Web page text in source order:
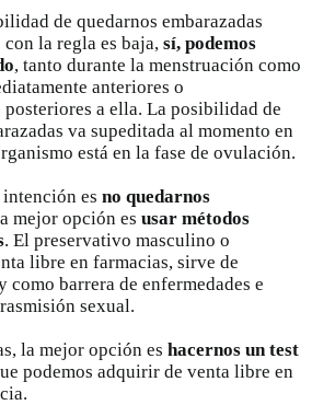
de quedarnos embarazadas
la regla es baja, sí, podemos
, tanto durante la menstruación como
anteriores o
posteriores a ella. La posibilidad de
va supeditada al momento en
está en la fase de ovulación.
es no quedarnos
mejor opción es usar métodos
. El preservativo masculino o
libre en farmacias, sirve de
barrera de enfermedades e
sexual.
la mejor opción es hacernos un test
podemos adquirir de venta libre en